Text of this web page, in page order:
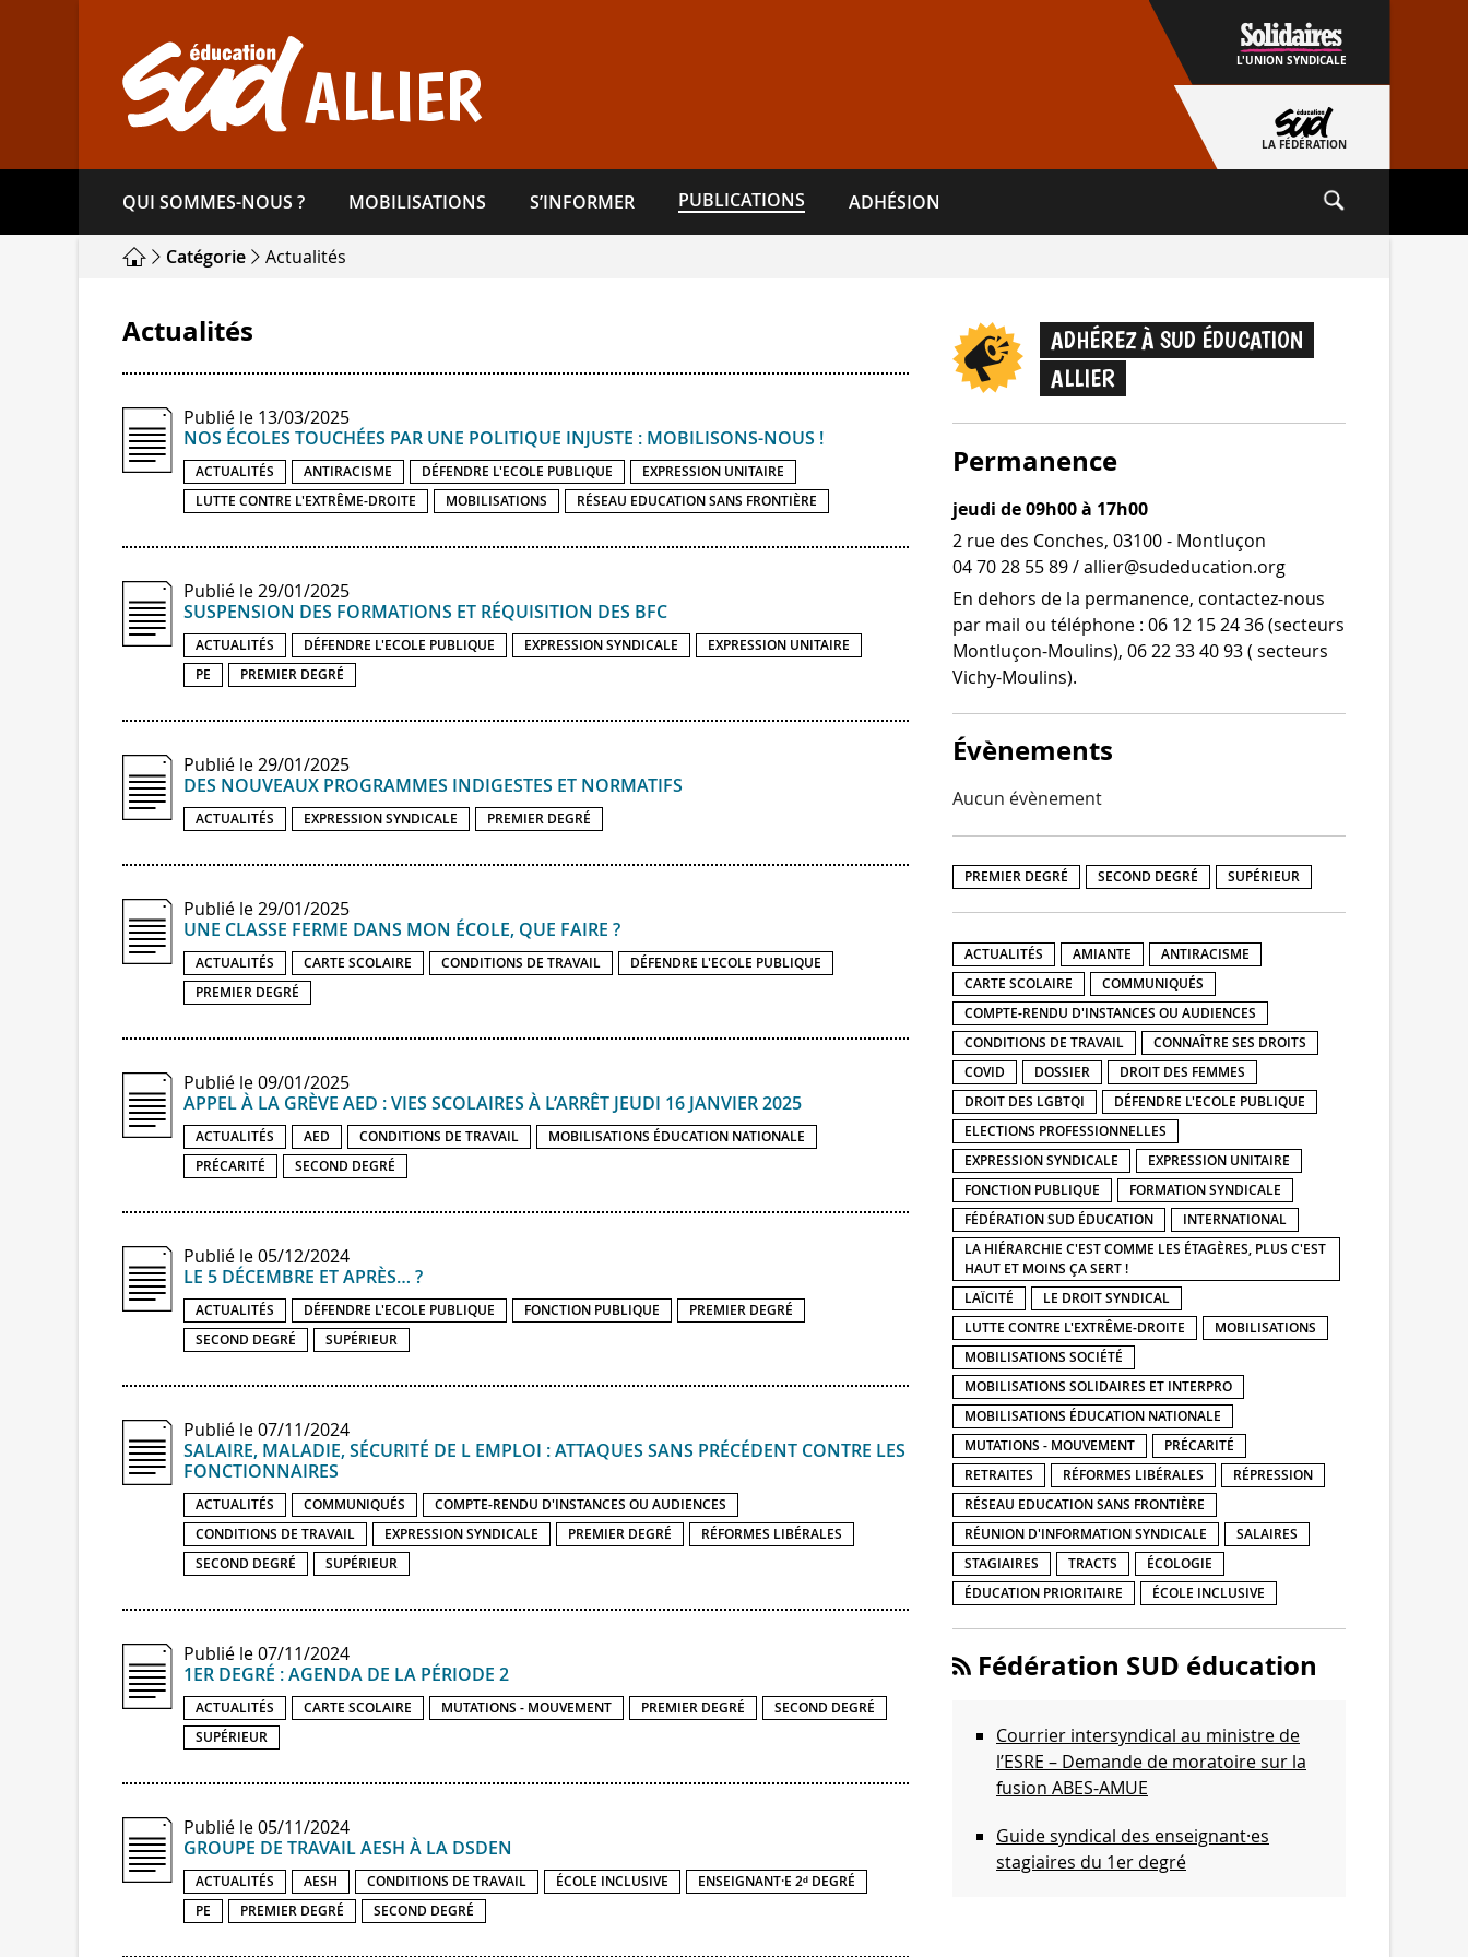
ALLIER L'UNION SYNDICALE
LA FÉDÉRATION
QUI SOMMES-​NOUS ? MOBILISATIONS S’INFORMER PUBLICATIONS ADHÉSION
Catégorie Actualités
Actualités
Publié le 13/03/2025
NOS ÉCOLES TOUCHÉES PAR UNE POLITIQUE INJUSTE : MOBILISONS-NOUS !
ACTUALITÉS ANTIRACISME DÉFENDRE L'ECOLE PUBLIQUE
EXPRESSION UNITAIRE
LUTTE CONTRE L'EXTRÊME-DROITE
MOBILISATIONS RÉSEAU EDUCATION SANS FRONTIÈRE
Publié le 29/01/2025
SUSPENSION DES FORMATIONS ET RÉQUISITION DES BFC
ACTUALITÉS DÉFENDRE L'ECOLE PUBLIQUE EXPRESSION SYNDICALE
EXPRESSION UNITAIRE
PE
PREMIER DEGRÉ
Publié le 29/01/2025
DES NOUVEAUX PROGRAMMES INDIGESTES ET NORMATIFS
ACTUALITÉS EXPRESSION SYNDICALE PREMIER DEGRÉ
Publié le 29/01/2025
UNE CLASSE FERME DANS MON ÉCOLE, QUE FAIRE ?
ACTUALITÉS CARTE SCOLAIRE CONDITIONS DE TRAVAIL
DÉFENDRE L'ECOLE PUBLIQUE
PREMIER DEGRÉ
Publié le 09/01/2025
APPEL À LA GRÈVE AED : VIES SCOLAIRES À L’ARRÊT JEUDI 16 JANVIER 2025
ACTUALITÉS AED CONDITIONS DE TRAVAIL
MOBILISATIONS ÉDUCATION NATIONALE
PRÉCARITÉ
SECOND DEGRÉ
Publié le 05/12/2024
LE 5 DÉCEMBRE ET APRÈS… ?
ACTUALITÉS DÉFENDRE L'ECOLE PUBLIQUE FONCTION PUBLIQUE
PREMIER DEGRÉ
SECOND DEGRÉ
SUPÉRIEUR
Publié le 07/11/2024
SALAIRE, MALADIE, SÉCURITÉ DE L EMPLOI : ATTAQUES SANS PRÉCÉDENT CONTRE LES
FONCTIONNAIRES
ACTUALITÉS COMMUNIQUÉS
COMPTE-RENDU D'INSTANCES OU AUDIENCES
CONDITIONS DE TRAVAIL
EXPRESSION SYNDICALE PREMIER DEGRÉ
RÉFORMES LIBÉRALES
SECOND DEGRÉ
SUPÉRIEUR
Publié le 07/11/2024
1ER DEGRÉ : AGENDA DE LA PÉRIODE 2
ACTUALITÉS CARTE SCOLAIRE MUTATIONS - MOUVEMENT PREMIER DEGRÉ
SECOND DEGRÉ
SUPÉRIEUR
Publié le 05/11/2024
GROUPE DE TRAVAIL AESH À LA DSDEN
ACTUALITÉS AESH CONDITIONS DE TRAVAIL ÉCOLE INCLUSIVE
ENSEIGNANT·E 2ᵈ DEGRÉ
PE
PREMIER DEGRÉ SECOND DEGRÉ
ADHÉREZ À SUD ÉDUCATION
ALLIER
Permanence
jeudi de 09h00 à 17h00
2 rue des Conches, 03100 - Montluçon
04 70 28 55 89 / allier@sudeducation.org
En dehors de la per­ma­nence, contactez-​nous
par mail ou télé­phone : 06 12 15 24 36 (sec­teurs
Montluçon-​Moulins), 06 22 33 40 93 ( sec­teurs
Vichy-Moulins).
Évènements
Aucun évènement
PREMIER DEGRÉ SECOND DEGRÉ SUPÉRIEUR
ACTUALITÉS AMIANTE
ANTIRACISME
CARTE SCOLAIRE
COMMUNIQUÉS
COMPTE-RENDU D'INSTANCES OU AUDIENCES
CONDITIONS DE TRAVAIL
CONNAÎTRE SES DROITS
COVID
DOSSIER
DROIT DES FEMMES
DROIT DES LGBTQI
DÉFENDRE L'ECOLE PUBLIQUE
ELECTIONS PROFESSIONNELLES
EXPRESSION SYNDICALE
EXPRESSION UNITAIRE
FONCTION PUBLIQUE
FORMATION SYNDICALE
FÉDÉRATION SUD ÉDUCATION
INTERNATIONAL
LA HIÉRARCHIE C'EST COMME LES ÉTAGÈRES, PLUS C'EST
HAUT ET MOINS ÇA SERT !
LAÏCITÉ
LE DROIT SYNDICAL
LUTTE CONTRE L'EXTRÊME-DROITE
MOBILISATIONS
MOBILISATIONS SOCIÉTÉ
MOBILISATIONS SOLIDAIRES ET INTERPRO
MOBILISATIONS ÉDUCATION NATIONALE
MUTATIONS - MOUVEMENT
PRÉCARITÉ
RETRAITES
RÉFORMES LIBÉRALES
RÉPRESSION
RÉSEAU EDUCATION SANS FRONTIÈRE
RÉUNION D'INFORMATION SYNDICALE
SALAIRES
STAGIAIRES
TRACTS
ÉCOLOGIE
ÉDUCATION PRIORITAIRE
ÉCOLE INCLUSIVE
Fédération SUD éducation
Courrier intersyndical au ministre de
l’ESRE – Demande de moratoire sur la
fusion ABES-AMUE
Guide syndical des enseignant·es
stagiaires du 1er degré